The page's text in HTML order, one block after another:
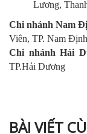
Lương,
Chi nhánh Nam
Viên, TP. Nam Định
Chi nhánh Hải
TP.Hải Dương
BÀI VIẾT